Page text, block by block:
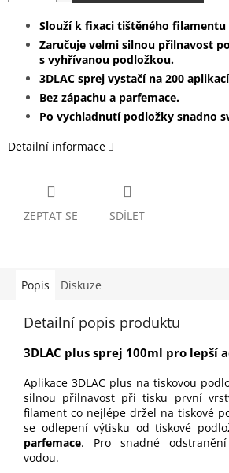
Slouží k fixaci tištěného filamentu
Zaručuje velmi silnou přilnavost
s vyhřívanou podložkou.
3DLAC sprej vystačí na 200
Bez zápachu a parfemace.
Po vychladnutí podložky snadno
Detailní informace
ZEPTAT SE SDÍLET
Popis Diskuze
Detailní popis produktu
3DLAC plus sprej 100ml pro lepší
Aplikace 3DLAC plus na tiskovou
silnou přilnavost při tisku první
filament co nejlépe držel na tiskové
se odlepení výtisku od tiskové
parfemace. Pro snadné
vodou.